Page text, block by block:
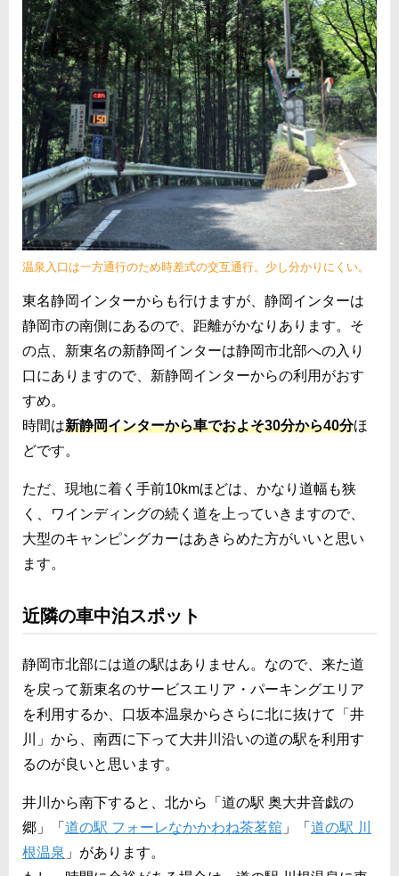
温泉入口は一方通行のため時差式の交互通行。少し分かりにくい。
東名静岡インターからも行けますが、静岡インターは
静岡市の南側にあるので、距離がかなりあります。そ
の点、新東名の新静岡インターは静岡市北部への入り
口にありますので、新静岡インターからの利用がおす
すめ。
時間は新静岡インターから車でおよそ30分から40分ほ
どです。
ただ、現地に着く手前10kmほどは、かなり道幅も狭
く、ワインディングの続く道を上っていきますので、
大型のキャンピングカーはあきらめた方がいいと思い
ます。
近隣の車中泊スポット
静岡市北部には道の駅はありません。なので、来た道
を戻って新東名のサービスエリア・パーキングエリア
を利用するか、口坂本温泉からさらに北に抜けて「井
川」から、南西に下って大井川沿いの道の駅を利用す
るのが良いと思います。
井川から南下すると、北から「道の駅 奥大井音戯の
郷」「 道の駅 フォーレなかかわね茶茗舘 」「 道の駅 川
根温泉 」があります。